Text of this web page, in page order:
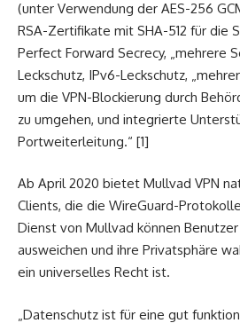
(unter Verwendung der AES-256
RSA-Zertifikate mit SHA-512 für die
Perfect Forward Secrecy, „mehrere
Leckschutz, IPv6-Leckschutz,
um die VPN-Blockierung durch
zu umgehen, und integrierte
Portweiterleitung.“ [1]
Ab April 2020 bietet Mullvad VPN
Clients, die die WireGuard-
Dienst von Mullvad können
ausweichen und ihre Privatsphäre
ein universelles Recht ist.
„Datenschutz ist für eine gut